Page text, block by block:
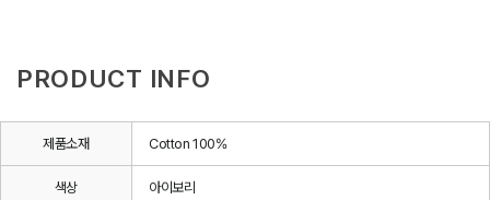
PRODUCT INFO
제품소재 Cotton 100%
색상 아이보리